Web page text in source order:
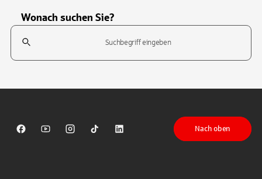
Wonach suchen Sie?
Suchfeld
Sparkasse auf Facebook
Sparkasse auf Youtube
Sparkasse auf Instagram
Sparkasse auf TikTok
Sparkasse auf LinkedIn
Nach oben